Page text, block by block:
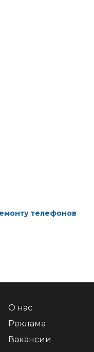
телефонов
О нас
Реклама
Вакансии